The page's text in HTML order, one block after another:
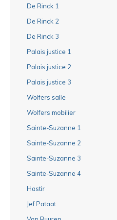
De Rinck 1
De Rinck 2
De Rinck 3
Palais justice 1
Palais justice 2
Palais justice 3
Wolfers salle
Wolfers mobilier
Sainte-Suzanne 1
Sainte-Suzanne 2
Sainte-Suzanne 3
Sainte-Suzanne 4
Hastir
Jef Pataat